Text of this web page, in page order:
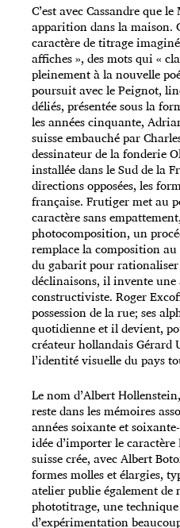
C’est avec Cassandre que
apparition dans la maison.
caractère de titrage
affiches », des mots qui «
pleinement à la nouvelle
poursuit avec le Peignot,
déliés, présentée sous la
les années cinquante,
suisse embauché par
dessinateur de la fonderie
installée dans le Sud de la
directions opposées, les
française. Frutiger met au
caractère sans
photocomposition, un
remplace la composition
du gabarit pour
déclinaisons, il invente
constructiviste. Roger
possession de la rue; ses
quotidienne et il devient,
créateur hollandais Gérard
l’identité visuelle du pays
Le nom d’Albert
reste dans les mémoires
années soixante et
idée d’importer le
suisse crée, avec Albert
formes molles et élargies,
atelier publie également de
phototitrage, une
d’expérimentation